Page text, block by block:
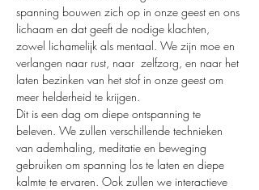
spanning bouwen zich op in onze geest en ons
lichaam en dat geeft de nodige klachten,
zowel lichamelijk als mentaal. We zijn moe en
verlangen naar rust, naar  zelfzorg, en naar het
laten bezinken van het stof in onze geest om
meer helderheid te krijgen.
Dit is een dag om diepe ontspanning te
beleven. We zullen verschillende technieken
van ademhaling, meditatie en beweging
gebruiken om spanning los te laten en diepe
kalmte te ervaren. Ook zullen we interactieve